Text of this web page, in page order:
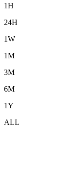
1H
24H
1W
1M
3M
6M
1Y
ALL